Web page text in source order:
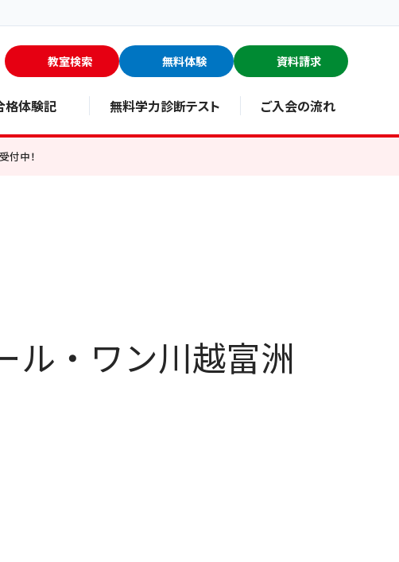
教室検索 無料体験 資料請求
格体験記 無料学力診断テスト ご入会の流れ
付中！
ル・ワン川越富洲